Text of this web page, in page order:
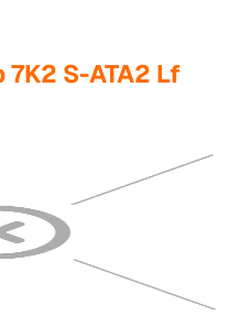
7K2 S-ATA2 Lf